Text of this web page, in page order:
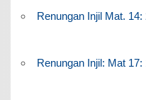
Renungan Injil Mat. 14:
Renungan Injil: Mat 17: